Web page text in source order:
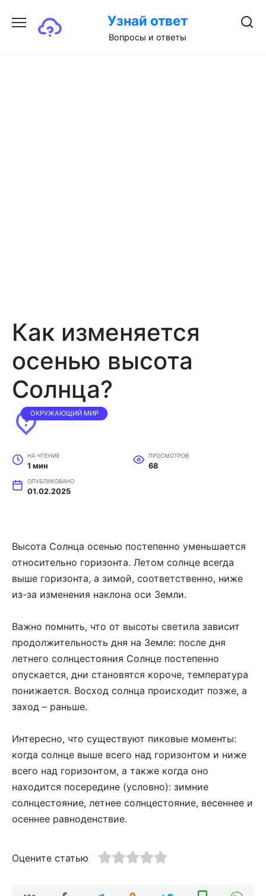
содержанию
Узнай ответ
Вопросы и ответы
Как изменяется
осенью высота
Солнца?
ОКРУЖАЮЩИЙ МИР
НА ЧТЕНИЕ
1 мин
ПРОСМОТРОВ
68
ОПУБЛИКОВАНО
01.02.2025
Высота Солнца осенью постепенно уменьшается
относительно горизонта. Летом солнце всегда
выше горизонта, а зимой, соответственно, ниже
из-за изменения наклона оси Земли.
Важно помнить, что от высоты светила зависит
продолжительность дня на Земле: после дня
летнего солнцестояния Солнце постепенно
опускается, дни становятся короче, температура
понижается. Восход солнца происходит позже, а
заход – раньше.
Интересно, что существуют пиковые моменты:
когда солнце выше всего над горизонтом и ниже
всего над горизонтом, а также когда оно
находится посередине (условно): зимние
солнцестояние, летнее солнцестояние, весеннее и
осеннее равноденствие.
Оцените статью